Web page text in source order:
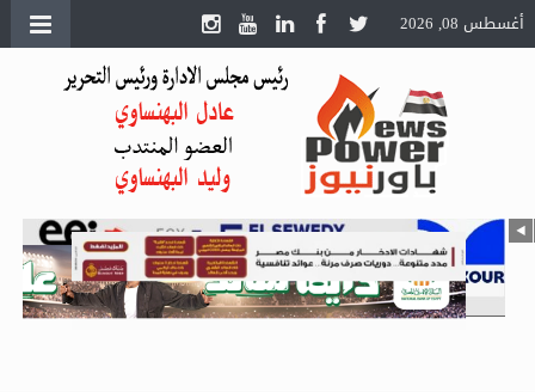
أغسطس 08, 2026